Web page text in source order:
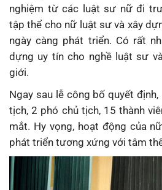
nghiệm từ các luật sư nữ đi
tập thể cho nữ luật sư và xây
ngày càng phát triển. Có rất
dựng uy tín cho nghề luật sư
giới.
Ngay sau lễ công bố quyết
tịch, 2 phó chủ tịch, 15 thành
mắt. Hy vọng, hoạt động của
phát triển tương xứng với tâm